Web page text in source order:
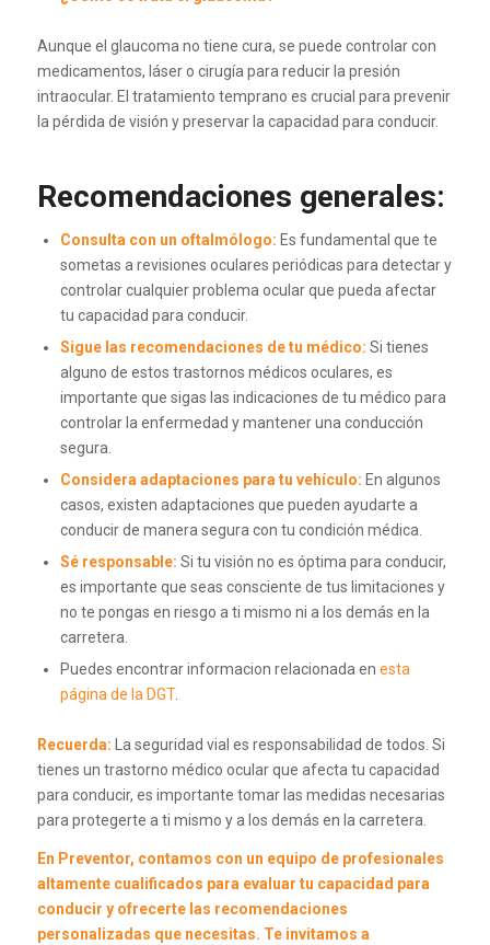
Aunque el glaucoma no tiene cura, se puede controlar con
medicamentos, láser o cirugía para reducir la presión
intraocular. El tratamiento temprano es crucial para prevenir
la pérdida de visión y preservar la capacidad para conducir.
Recomendaciones generales:
Consulta con un oftalmólogo: Es fundamental que te
sometas a revisiones oculares periódicas para detectar y
controlar cualquier problema ocular que pueda afectar
tu capacidad para conducir.
Sigue las recomendaciones de tu médico: Si tienes
alguno de estos trastornos médicos oculares, es
importante que sigas las indicaciones de tu médico para
controlar la enfermedad y mantener una conducción
segura.
Considera adaptaciones para tu vehículo: En algunos
casos, existen adaptaciones que pueden ayudarte a
conducir de manera segura con tu condición médica.
Sé responsable: Si tu visión no es óptima para conducir,
es importante que seas consciente de tus limitaciones y
no te pongas en riesgo a ti mismo ni a los demás en la
carretera.
Puedes encontrar informacion relacionada en esta
página de la DGT.
Recuerda: La seguridad vial es responsabilidad de todos. Si
tienes un trastorno médico ocular que afecta tu capacidad
para conducir, es importante tomar las medidas necesarias
para protegerte a ti mismo y a los demás en la carretera.
En Preventor, contamos con un equipo de profesionales
altamente cualificados para evaluar tu capacidad para
conducir y ofrecerte las recomendaciones
personalizadas que necesitas. Te invitamos a